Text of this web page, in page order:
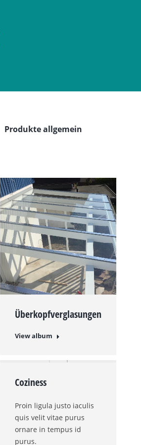
Produkte allgemein
Überkopfverglasungen
View album
Coziness
Proin ligula justo iaculis
quis velit vitae purus
ornare in tempus id
purus.